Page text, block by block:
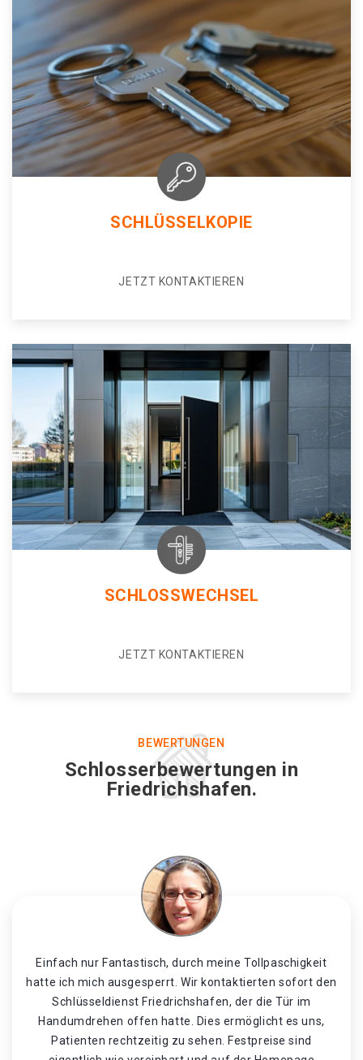
SCHLÜSSELKOPIE
JETZT KONTAKTIEREN
SCHLOSSWECHSEL
JETZT KONTAKTIEREN
BEWERTUNGEN
Schlosserbewertungen in
Friedrichshafen.
Einfach nur Fantastisch, durch meine Tollpaschigkeit
hatte ich mich ausgesperrt. Wir kontaktierten sofort den
Schlüsseldienst Friedrichshafen, der die Tür im
Handumdrehen offen hatte. Dies ermöglicht es uns,
Patienten rechtzeitig zu sehen. Festpreise sind